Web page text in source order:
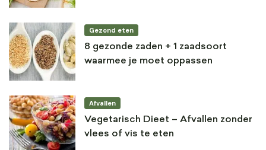
Gezond eten
8 gezonde zaden + 1 zaadsoort
waarmee je moet oppassen
Afvallen
Vegetarisch Dieet – Afvallen zonder
vlees of vis te eten